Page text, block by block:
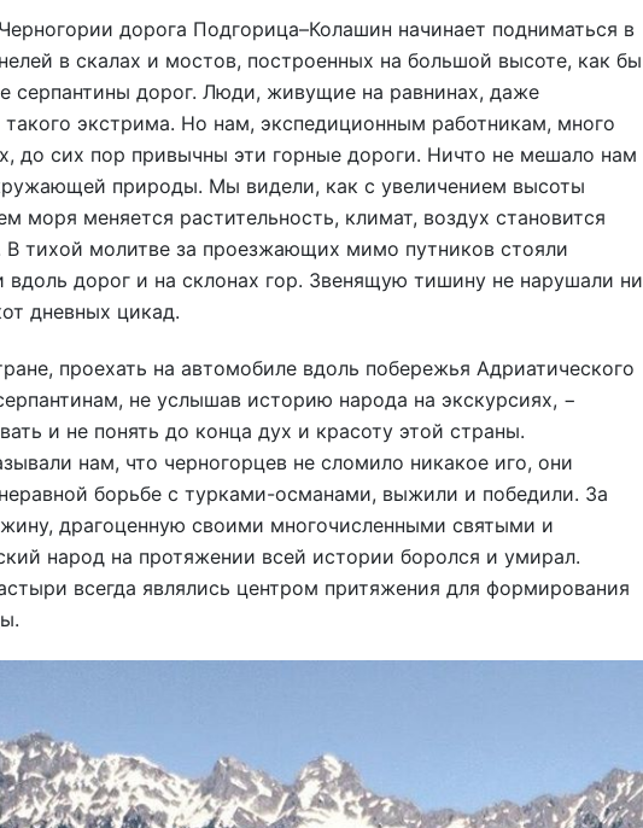
дорога Подгорица–Колашин начинает подниматься в
в скалах и мостов, построенных на большой высоте, как бы
серпантины дорог. Люди, живущие на равнинах, даже
экстрима. Но нам, экспедиционным работникам, много
до сих пор привычны эти горные дороги. Ничто не мешало нам
природы. Мы видели, как с увеличением высоты
моря меняется растительность, климат, воздух становится
В тихой молитве за проезжающих мимо путников стояли
вдоль дорог и на склонах гор. Звенящую тишину не нарушали ни
дневных цикад.
проехать на автомобиле вдоль побережья Адриатического
не услышав историю народа на экскурсиях, −
и не понять до конца дух и красоту этой страны.
нам, что черногорцев не сломило никакое иго, они
борьбе с турками-османами, выжили и победили. За
драгоценную своими многочисленными святыми и
народ на протяжении всей истории боролся и умирал.
всегда являлись центром притяжения для формирования